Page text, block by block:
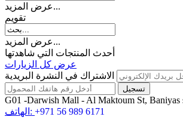
عرض المزيد...
تقويم
عرض المزيد...
أحدث المنتجات التي شاهدتها
عرض كل الزيارات
الاشتراك في النشرة البريدية
G01 -Darwish Mall - Al Maktoum St, Baniyas
الهاتف: +971 56 989 6171